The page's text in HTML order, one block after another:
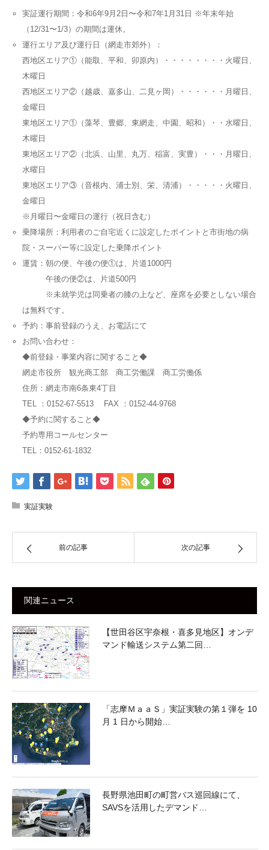
実証運行期間：令和6年9月2日〜令和7年1月31日 ※年末年始
（12/31〜1/3）の期間は運休。
運行エリア及び運行日（網走市郊外）：
西地区エリア①（能取、平和、卯原内）・・・・・・・・火曜日、
木曜日
西地区エリア②（越歳、嘉多山、二見ヶ岡）・・・・・・月曜日、
金曜日
東地区エリア①（藻琴、豊郷、東網走、中園、昭和）・・水曜日、
木曜日
東地区エリア②（北浜、山里、丸万、稲富、実豊）・・・月曜日、
水曜日
東地区エリア③（音根内、浦士別、栄、清浦）・・・・・火曜日、
金曜日
※月曜日〜金曜日の運行（祝日含む）
乗降場所：利用者のご自宅近くに設定したポイントと市街地の病
院・スーパー等に設定した乗降ポイント
運賃：朝の便、午後の便①は、片道1000円
午後の便②は、片道500円
※未就学児は同乗者の膝の上など、座席を必要としない場合
は無料です。
予約：事前登録のうえ、お電話にて
お問い合わせ：
◆前登録・事業内容に関すること◆
網走市役所 観光商工部 商工労働課 商工労働係
住所：網走市南6条東4丁目
TEL ：0152-67-5513 FAX ：0152-44-9768
◆予約に関すること◆
予約専用コールセンター
TEL：0152-61-1832
実証実験
前の記事 次の記事
関連ニュース
【世田谷区宇奈根・喜多見地区】オンデ
マンド輸送システム第二回…
「志摩ＭａａＳ」実証実験の第１弾を 10
月 1 日から開始…
長野県池田町の町営バス巡回線にて、
SAVSを活用したデマンド…